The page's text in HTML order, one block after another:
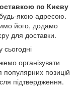
по Києву
якою адресою.
його, додамо
для доставки.
організувати
позицій
підтвердження.